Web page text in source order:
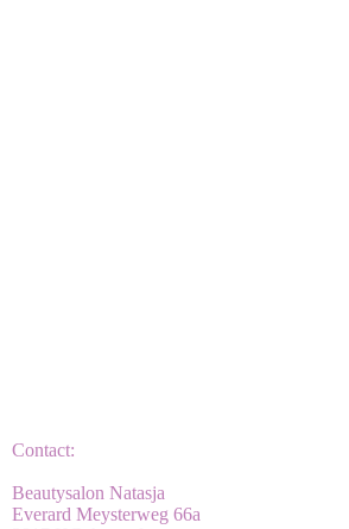
Contact:
Beautysalon Natasja
Everard Meysterweg 66a